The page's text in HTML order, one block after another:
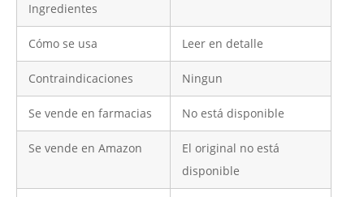
Ingredientes
Cómo se usa Leer en detalle
Contraindicaciones Ningun
Se vende en farmacias No está disponible
Se vende en Amazon
El original no está
disponible